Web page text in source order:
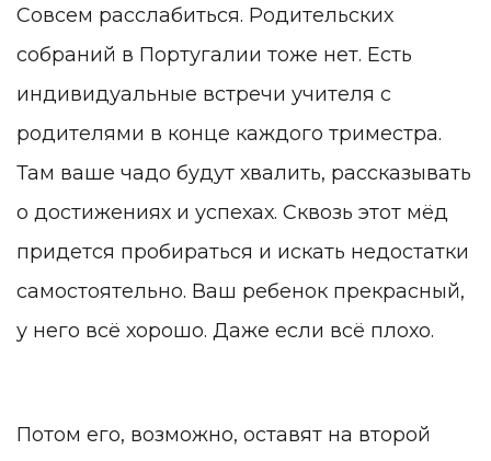
Совсем расслабиться. Родительских
собраний в Португалии тоже нет. Есть
индивидуальные встречи учителя с
родителями в конце каждого триместра.
Там ваше чадо будут хвалить, рассказывать
о достижениях и успехах. Сквозь этот мёд
придется пробираться и искать недостатки
самостоятельно. Ваш ребенок прекрасный,
у него всё хорошо. Даже если всё плохо.
Потом его, возможно, оставят на второй